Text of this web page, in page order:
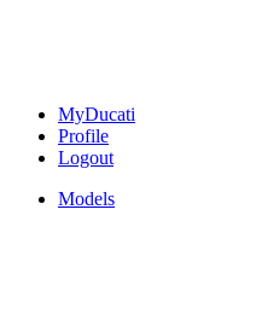
MyDucati
Profile
Logout
Models